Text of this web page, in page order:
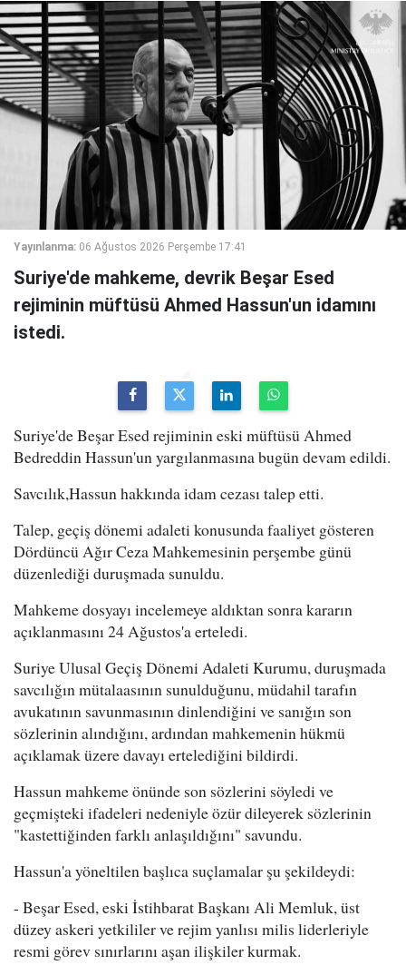
Yayınlanma: 06 Ağustos 2026 Perşembe 17:41
Suriye'de mahkeme, devrik Beşar Esed
rejiminin müftüsü Ahmed Hassun'un idamını
istedi.
Suriye'de Beşar Esed rejiminin eski müftüsü Ahmed
Bedreddin Hassun'un yargılanmasına bugün devam edildi.
Savcılık,Hassun hakkında idam cezası talep etti.
Talep, geçiş dönemi adaleti konusunda faaliyet gösteren
Dördüncü Ağır Ceza Mahkemesinin perşembe günü
düzenlediği duruşmada sunuldu.
Mahkeme dosyayı incelemeye aldıktan sonra kararın
açıklanmasını 24 Ağustos'a erteledi.
Suriye Ulusal Geçiş Dönemi Adaleti Kurumu, duruşmada
savcılığın mütalaasının sunulduğunu, müdahil tarafın
avukatının savunmasının dinlendiğini ve sanığın son
sözlerinin alındığını, ardından mahkemenin hükmü
açıklamak üzere davayı ertelediğini bildirdi.
Hassun mahkeme önünde son sözlerini söyledi ve
geçmişteki ifadeleri nedeniyle özür dileyerek sözlerinin
"kastettiğinden farklı anlaşıldığını" savundu.
Hassun'a yöneltilen başlıca suçlamalar şu şekildeydi:
- Beşar Esed, eski İstihbarat Başkanı Ali Memluk, üst
düzey askeri yetkililer ve rejim yanlısı milis liderleriyle
resmi görev sınırlarını aşan ilişkiler kurmak.